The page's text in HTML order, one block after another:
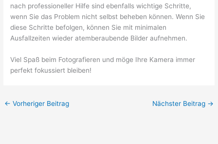
nach professioneller Hilfe sind ebenfalls wichtige Schritte,
wenn Sie das Problem nicht selbst beheben können. Wenn Sie
diese Schritte befolgen, können Sie mit minimalen
Ausfallzeiten wieder atemberaubende Bilder aufnehmen.
Viel Spaß beim Fotografieren und möge Ihre Kamera immer
perfekt fokussiert bleiben!
← Vorheriger Beitrag Nächster Beitrag →